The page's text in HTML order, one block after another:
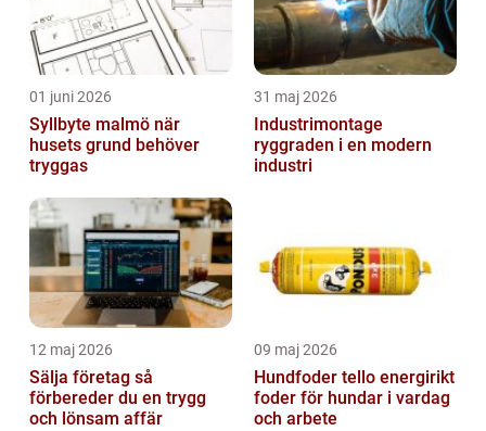
01 juni 2026
Syllbyte malmö när
husets grund behöver
tryggas
31 maj 2026
Industrimontage
ryggraden i en modern
industri
12 maj 2026
Sälja företag så
förbereder du en trygg
och lönsam affär
09 maj 2026
Hundfoder tello energirikt
foder för hundar i vardag
och arbete